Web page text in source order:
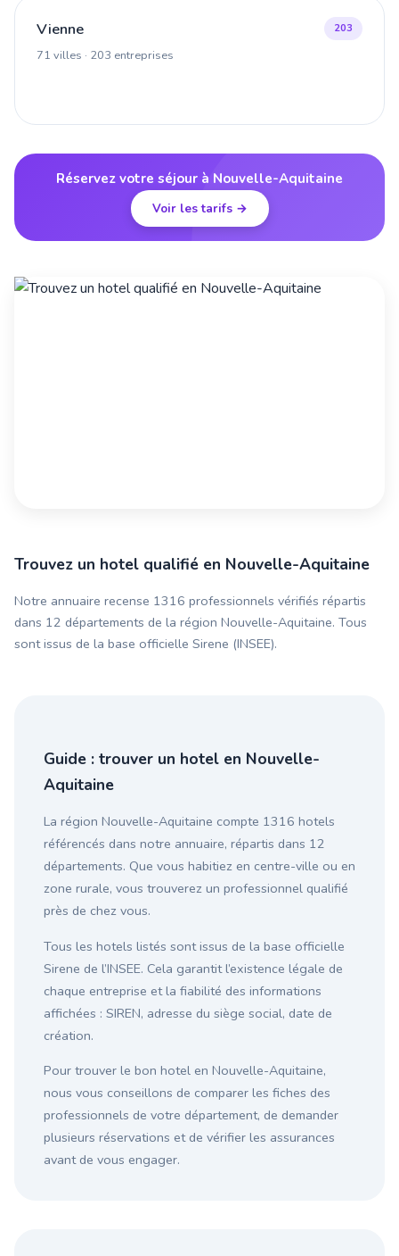
Vienne
71 villes · 203 entreprises
203
Réservez votre séjour à Nouvelle-Aquitaine
Voir les tarifs →
Trouvez un hotel qualifié en Nouvelle-Aquitaine
Notre annuaire recense 1316 professionnels vérifiés répartis
dans 12 départements de la région Nouvelle-Aquitaine. Tous
sont issus de la base officielle Sirene (INSEE).
Guide : trouver un hotel en Nouvelle-
Aquitaine
La région Nouvelle-Aquitaine compte 1316 hotels
référencés dans notre annuaire, répartis dans 12
départements. Que vous habitiez en centre-ville ou en
zone rurale, vous trouverez un professionnel qualifié
près de chez vous.
Tous les hotels listés sont issus de la base officielle
Sirene de l’INSEE. Cela garantit l’existence légale de
chaque entreprise et la fiabilité des informations
affichées : SIREN, adresse du siège social, date de
création.
Pour trouver le bon hotel en Nouvelle-Aquitaine,
nous vous conseillons de comparer les fiches des
professionnels de votre département, de demander
plusieurs réservations et de vérifier les assurances
avant de vous engager.